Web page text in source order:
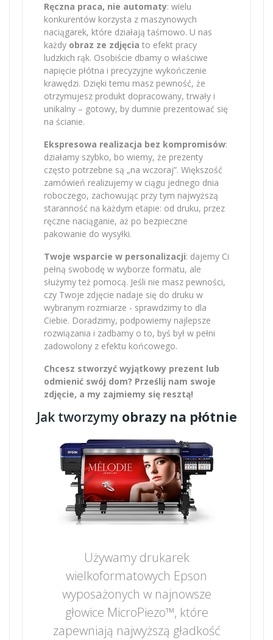
Ręczna praca, nie automaty: wielu
konkurentów korzysta z maszynowych
naciągarek, które działają taśmowo. U nas
każdy obraz ze zdjęcia to efekt pracy
ludzkich rąk. Osobiście dbamy o właściwe
napięcie płótna i precyzyjne wykończenie
krawędzi. Dzięki temu masz pewność, że
otrzymujesz produkt dopracowany, trwały i
unikalny – gotowy, by dumnie prezentować się
na ścianie.
Ekspresowa realizacja bez kompromisów:
działamy szybko, bo wiemy, że prezenty
często potrzebne są „na wczoraj”. Większość
zamówień realizujemy w ciągu jednego dnia
roboczego, zachowując przy tym najwyższą
staranność na każdym etapie: od druku, przez
ręczne naciąganie, aż po bezpieczne
pakowanie do wysyłki.
Twoje wsparcie w personalizacji: dajemy Ci
pełną swobodę w wyborze formatu, ale
służymy też pomocą. Jeśli nie masz pewności,
czy Twoje zdjęcie nadaje się do druku w
wybranym rozmiarze - sprawdzimy to dla
Ciebie. Doradzimy, podpowiemy najlepsze
rozwiązania i zadbamy o to, byś był w pełni
zadowolony z efektu końcowego.
Chcesz stworzyć wyjątkowy prezent lub
odmienić swój dom? Prześlij nam swoje
zdjęcie, a my zajmiemy się resztą!
Jak tworzymyobrazy na płótnie
Używamy drukarek
wielkoformatowych Epson
wyposażonych w najnowsze
głowice MicroPiezo™, które
zapewniają najwyższą gładkość